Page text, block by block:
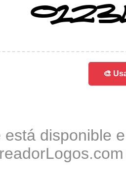
🎨
está disponible